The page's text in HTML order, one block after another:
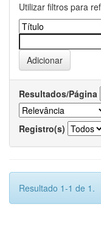
Utilizar filtros para
Resultados/Página
Registro(s)
Resultado 1-1 de 1.